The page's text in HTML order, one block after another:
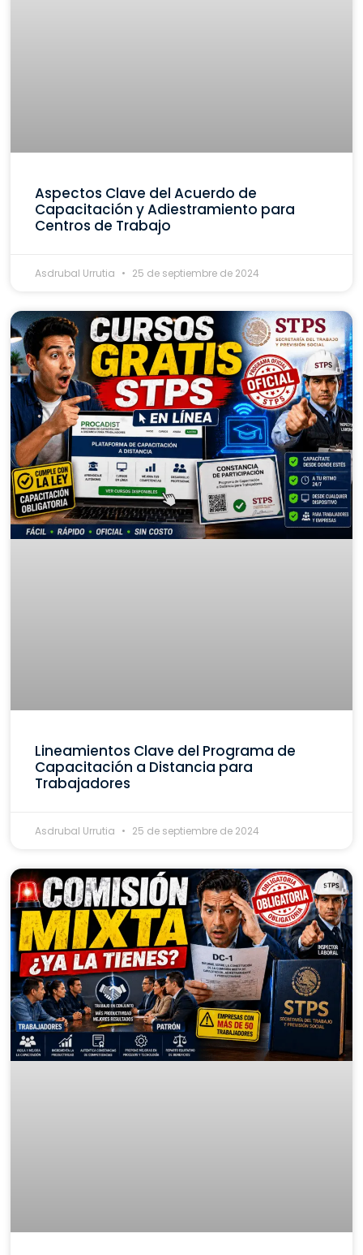
Aspectos Clave del Acuerdo de
Capacitación y Adiestramiento para
Centros de Trabajo
Asdrubal Urrutia 25 de septiembre de 2024
Lineamientos Clave del Programa de
Capacitación a Distancia para
Trabajadores
Asdrubal Urrutia 25 de septiembre de 2024